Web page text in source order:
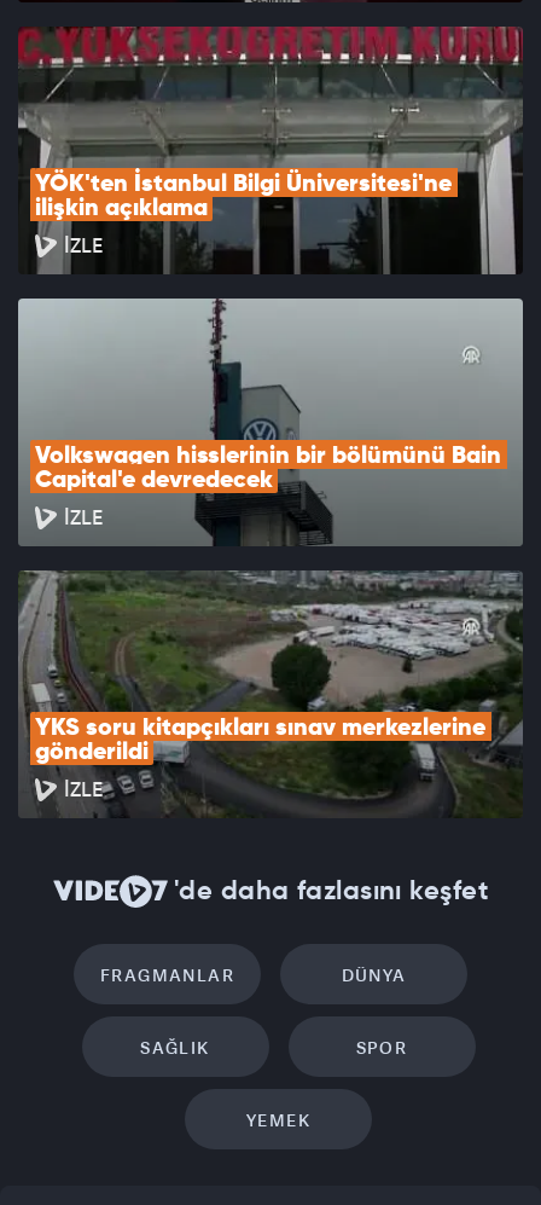
YÖK'ten İstanbul Bilgi Üniversitesi'ne
ilişkin açıklama
İZLE
Volkswagen hisslerinin bir bölümünü Bain
Capital'e devredecek
İZLE
YKS soru kitapçıkları sınav merkezlerine
gönderildi
İZLE
'de daha fazlasını keşfet
FRAGMANLAR DÜNYA
SAĞLIK SPOR
YEMEK